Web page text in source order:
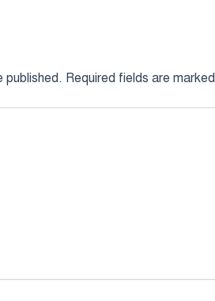
published. Required fields are marked